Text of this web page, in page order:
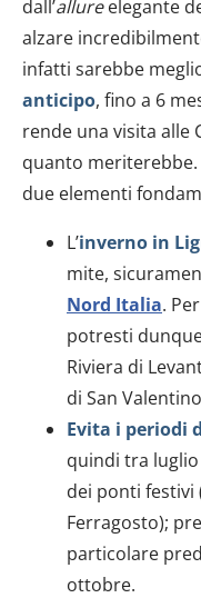
dall’allureelegante
alzare
infatti sarebbe
anticipo, fino a 6
rende una visita alle
quanto
due elementi
L’inverno in
mite,
Nord Italia.
potresti
Riviera di
di San
Evita i periodi
quindi tra
dei ponti festivi
Ferragosto);
particolare
ottobre.